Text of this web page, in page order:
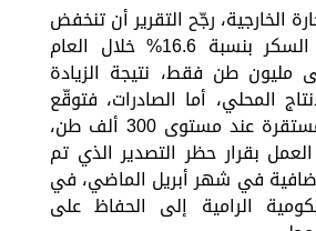
الخارجية، رجّح التقرير أن تنخفض
واردات مصر من السكر بنسبة 16.6% خلال العام
مليون طن فقط، نتيجة الزيادة
المحلي، أما الصادرات، فتوقّع
التقرير أن تظل مستقرة عند مستوى 300 ألف طن،
بقرار حظر التصدير الذي تم
أشهر إضافية في شهر أبريل الماضي، في
الرامية إلى الحفاظ على